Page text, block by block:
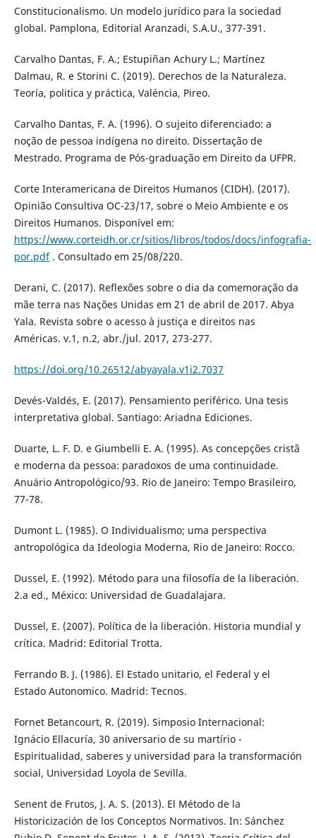
Constitucionalismo. Un modelo jurídico para la sociedad
global. Pamplona, Editorial Aranzadi, S.A.U., 377-391.
Carvalho Dantas, F. A.; Estupiñan Achury L.; Martínez
Dalmau, R. e Storini C. (2019). Derechos de la Naturaleza.
Teoría, politica y práctica, Valéncia, Pireo.
Carvalho Dantas, F. A. (1996). O sujeito diferenciado: a
noção de pessoa indígena no direito. Dissertação de
Mestrado. Programa de Pós-graduação em Direito da UFPR.
Corte Interamericana de Direitos Humanos (CIDH). (2017).
Opinião Consultiva OC-23/17, sobre o Meio Ambiente e os
Direitos Humanos. Disponível em:
https://www.corteidh.or.cr/sitios/libros/todos/docs/infografia-
por.pdf. Consultado em 25/08/220.
Derani, C. (2017). Reflexões sobre o dia da comemoração da
mãe terra nas Nações Unidas em 21 de abril de 2017. Abya
Yala. Revista sobre o acesso à justiça e direitos nas
Américas. v.1, n.2, abr./jul. 2017, 273-277.
https://doi.org/10.26512/abyayala.v1i2.7037
Devés-Valdés, E. (2017). Pensamiento periférico. Una tesis
interpretativa global. Santiago: Ariadna Ediciones.
Duarte, L. F. D. e Giumbelli E. A. (1995). As concepções cristã
e moderna da pessoa: paradoxos de uma continuidade.
Anuário Antropológico/93. Rio de Janeiro: Tempo Brasileiro,
77-78.
Dumont L. (1985). O Individualismo; uma perspectiva
antropológica da Ideologia Moderna, Rio de Janeiro: Rocco.
Dussel, E. (1992). Método para una filosofía de la liberación.
2.a ed., México: Universidad de Guadalajara.
Dussel, E. (2007). Política de la liberación. Historia mundial y
crítica. Madrid: Editorial Trotta.
Ferrando B. J. (1986). El Estado unitario, el Federal y el
Estado Autonomico. Madrid: Tecnos.
Fornet Betancourt, R. (2019). Simposio Internacional:
Ignácio Ellacuría, 30 aniversario de su martírio -
Espiritualidad, saberes y universidad para la transformación
social, Universidad Loyola de Sevilla.
Senent de Frutos, J. A. S. (2013). El Método de la
Historicización de los Conceptos Normativos. In: Sánchez